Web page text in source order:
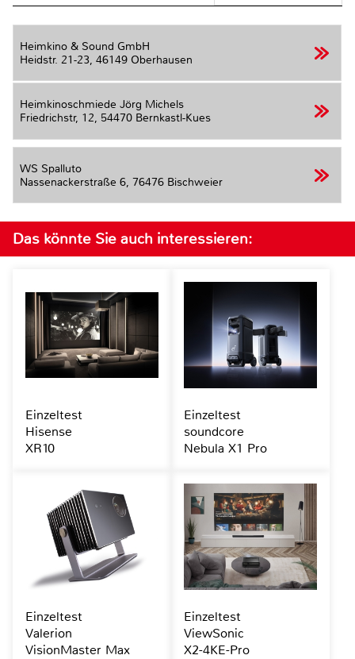
Heimkino & Sound GmbH
Heidstr. 21-23, 46149 Oberhausen
Heimkinoschmiede Jörg Michels
Friedrichstr, 12, 54470 Bernkastl-Kues
WS Spalluto
Nassenackerstraße 6, 76476 Bischweier
Das könnte Sie auch interessieren:
Einzeltest
Hisense
XR10
Einzeltest
soundcore
Nebula X1 Pro
Einzeltest
Valerion
VisionMaster Max
Einzeltest
ViewSonic
X2-4KE-Pro